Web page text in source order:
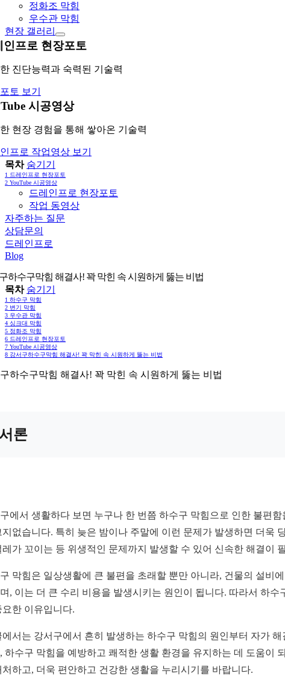
정화조 막힘
우수관 막힘
현장 갤러리
인프로 현장포토
진단능력과 숙력된 기술력
토 보기
시공영상
현장 경험을 통해 쌓아온 기술력
프로 작업영상 보기
목차 숨기기
1 드레인프로 현장포토
2 YouTube 시공영상
드레인프로 현장포토
작업 동영상
자주하는 질문
상담문의
드레인프로
Blog
하수구막힘 해결사! 꽉 막힌 속 시원하게 뚫는 비법
목차 숨기기
1 하수구 막힘
2 변기 막힘
3 우수관 막힘
4 싱크대 막힘
5 정화조 막힘
6 드레인프로 현장포토
7 YouTube 시공영상
8 강서구하수구막힘 해결사! 꽉 막힌 속 시원하게 뚫는 비법
하수구막힘 해결사! 꽉 막힌 속 시원하게 뚫는 비법
론
에서 생활하다 보면 누구나 한 번쯤 하수구 막힘으로 인한 불편
지없습니다. 특히 늦은 밤이나 주말에 이런 문제가 발생하면 더욱
레가 꼬이는 등 위생적인 문제까지 발생할 수 있어 신속한 해결이
막힘은 일상생활에 큰 불편을 초래할 뿐만 아니라, 건물의 설비
, 이는 더 큰 수리 비용을 발생시키는 원인이 됩니다. 따라서 하
요한 이유입니다.
에서는 강서구에서 흔히 발생하는 하수구 막힘의 원인부터 자가
하수구 막힘을 예방하고 쾌적한 생활 환경을 유지하는 데 도움이
처하고, 더욱 편안하고 건강한 생활을 누리시기를 바랍니다.